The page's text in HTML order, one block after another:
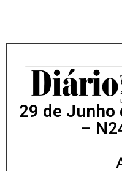
29 de Junho
–